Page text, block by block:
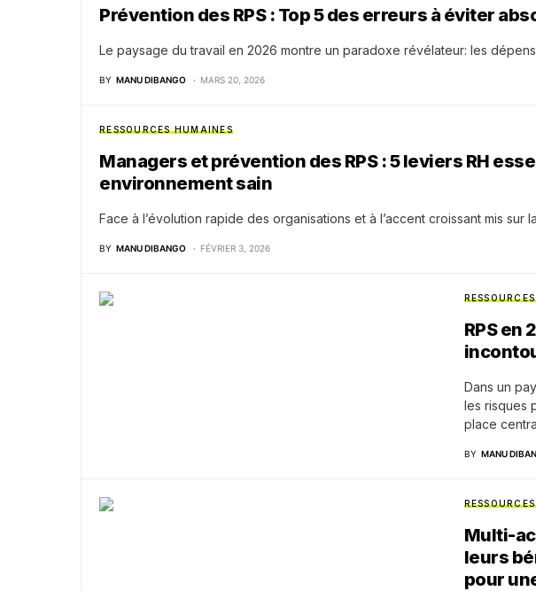
Prévention des RPS : Top 5 des erreurs à éviter
Le paysage du travail en 2026 montre un paradoxe révélateur: les
BY MANU DIBANGO MARS 20, 2026
RESSOURCES HUMAINES
Managers et prévention des RPS : 5 leviers RH
environnement sain
Face à l’évolution rapide des organisations et à l’accent croissant mis sur
BY MANU DIBANGO FÉVRIER 3, 2026
RPS en
Dans un
les risques
place
BY MANU
Multi-
leurs
pour